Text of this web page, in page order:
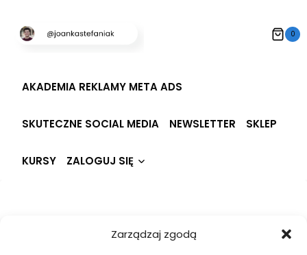
Zarządzaj zgodą
treści
0
AKADEMIA REKLAMY META ADS
SKUTECZNE SOCIAL MEDIA NEWSLETTER SKLEP
KURSY ZALOGUJ SIĘ
Hi, Welcome back!